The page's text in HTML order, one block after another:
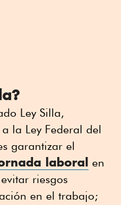
Ley Silla,
la Ley Federal del
garantizar el
laboral en
riesgos
en el trabajo;